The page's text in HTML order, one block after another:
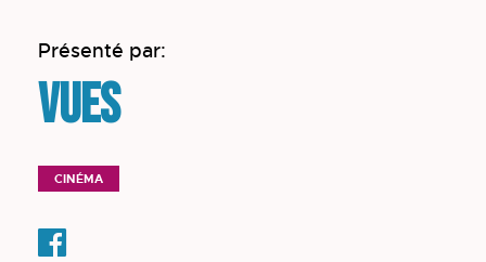
Présenté par:
VUES
CINÉMA